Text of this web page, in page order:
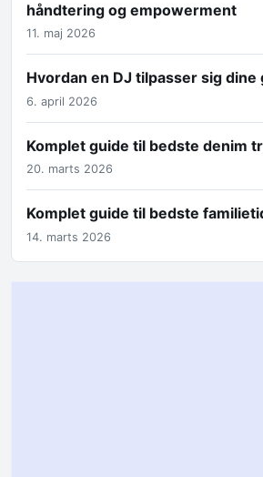
håndtering og empowerment
11. maj 2026
Hvordan en DJ tilpasser sig
6. april 2026
Komplet guide til bedste denim
20. marts 2026
Komplet guide til bedste
14. marts 2026